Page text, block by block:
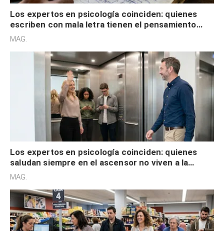
Los expertos en psicología coinciden: quienes
escriben con mala letra tienen el pensamiento
acelerado y no lo hacen por desinterés
Los expertos en psicología coinciden: quienes
saludan siempre en el ascensor no viven a la
defensiva y tienen apertura social